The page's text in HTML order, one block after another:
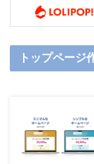
トップペー